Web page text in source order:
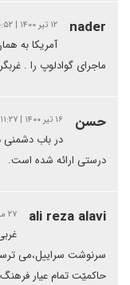
nader ۱۲ تیر ۱۴۰۰ | ۱۵:۵۲
آمریکا به
ماجرای گوادلوپ را .
حسن ۱۶ تیر ۱۴۰۰ | ۱۱:۲۷
در باب دشمنی
درستی ارائه شده است.
ali reza alavi ۲۷ مهر ۱۴۰۲ | ۲۲:۱۷
سرنوشت سراییل،می
حاکمیّت تمام عیار